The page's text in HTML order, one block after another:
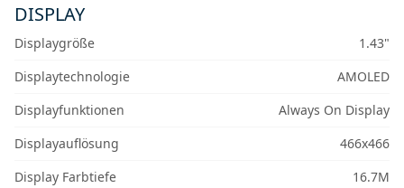
DISPLAY
Displaygröße
1.43"
Displaytechnologie
AMOLED
Displayfunktionen
Always On Display
Displayauflösung
466x466
Display Farbtiefe
16.7M